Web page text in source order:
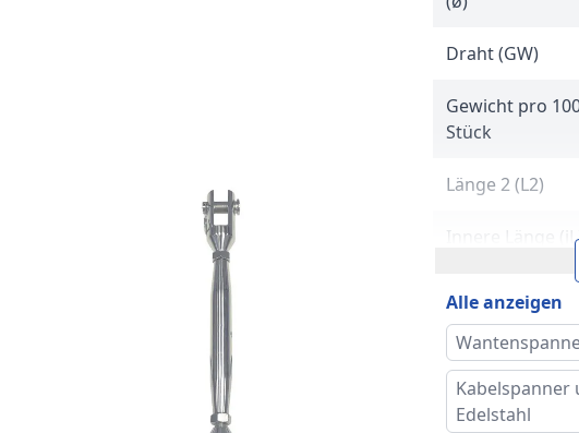
Draht (GW)
Gewicht pro
Stück
Länge 2 (L2)
Innere Länge
Antrieb
Bruchlast
Alle anzeigen
Kabelspanner
Edelstahl